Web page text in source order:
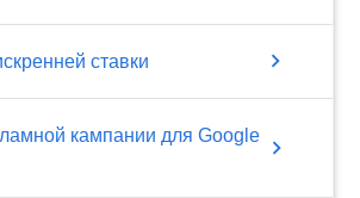
ставки chevron_right
кампании для Google
chevron_right